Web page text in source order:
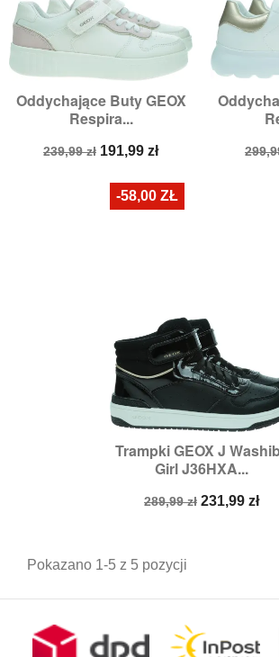
Oddychające Buty GEOX
Respira...
Cena
239,99 zł Cena
191,99 zł
Cena
Trampki GEOX J
Girl J36HXA...
Cena
289,99 zł Cena
231,99 zł
-58,00 ZŁ
Pokazano 1-5 z 5 pozycji